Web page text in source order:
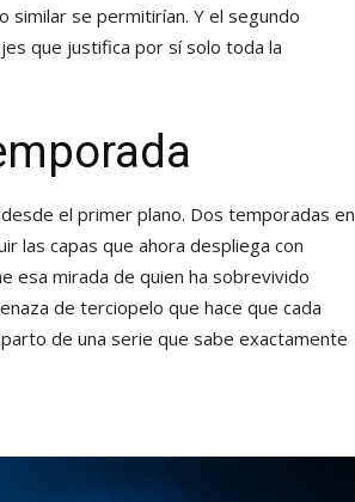
similar se permitirían. Y el segundo
que justifica por sí solo toda la
el primer plano. Dos temporadas en
las capas que ahora despliega con
esa mirada de quien ha sobrevivido
de terciopelo que hace que cada
de una serie que sabe exactamente